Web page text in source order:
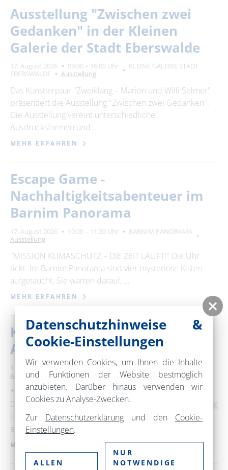
Suchbegriff
bitte wählen
Ort
SUCHEN
ZURÜCKSETZEN
Ausstellung "Zwischen zwei
Gedanken" in der Kleinen
Galerie der Stadt Eberswalde
17. August 2026 09:00 – 16:00 Uhr
KLEINE GALERIE STADT
EBERSWALDE
Ausstellung
Das Künstlerpaar "Zweiklang – Marion und Willi Selmer"
präsentiert die Ausstellung "Zwischen zwei Gedanken".
Die Ausstellung vereint unterschiedliche
Ausdrucksformen und …
MEHR ERFAHREN
Escape Game -
Nachhaltigkeitsabenteuer im
Barnim Panorama
17. August 2026 10:00 – 11:30 Uhr
BARNIM PANORAMA
Ausstellung
"MISSION KLIMASCHUTZ – DIE ZEIT LÄUFT!" Die Uhr
tickt: Im Barnim Panorama sind vier mysteriöse Kisten
aufgetaucht. Sie warten darauf, …
MEHR ERFAHREN
Kaffee- Genuss. Macht.
Ausbeutung
17. August 2026 14:00 – 16:00 Uhr
Maria Magdalenen Kirche
Ausstellung
**Eröffnung:09.08.2026 um 10:15** **Die Ausstellung:
09.08.2026 bis 13.09.2026** Unsere INKOTA-Ausstellung
liefert wertvolle Informationen rund um Kaffee. Du lernst
etwas über …
MEHR ERFAHREN
Datenschutzhinweise &
Cookie-Einstellungen
Wir verwenden Cookies, um Ihnen die Inhalte
und Funktionen der Website bestmöglich
anzubieten. Darüber hinaus verwenden wir
Cookies zu Analyse-Zwecken.
Zur Datenschutzerklärung und den Cookie-
Einstellungen.
ALLEN
NUR
NOTWENDIGE